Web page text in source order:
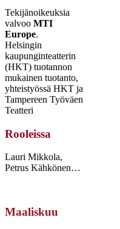
Tekijänoikeuksia
valvoo MTI
Europe.
Helsingin
kaupunginteatterin
(HKT) tuotannon
mukainen tuotanto,
yhteistyössä HKT ja
Tampereen Työväen
Teatteri
Rooleissa
Lauri Mikkola,
Petrus Kähkönen…
Maaliskuu